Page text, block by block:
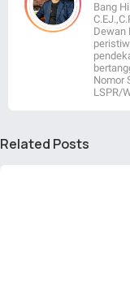
Bang
Dewan
Nomor
LSPR/
Related Posts